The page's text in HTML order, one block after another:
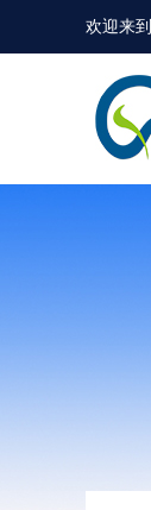
欢迎来到